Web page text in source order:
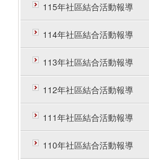
115年社區結合活動報導
114年社區結合活動報導
113年社區結合活動報導
112年社區結合活動報導
111年社區結合活動報導
110年社區結合活動報導